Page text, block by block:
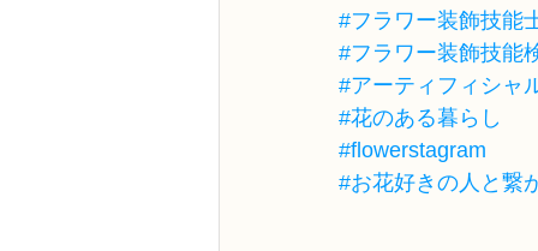
#フラワー装飾技能
#フラワー装飾技能
#アーティフィシャ
#花のある暮らし
#flowerstagram
#お花好きの人と繋